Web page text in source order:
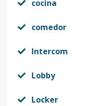
cocina
comedor
Intercom
Lobby
Locker